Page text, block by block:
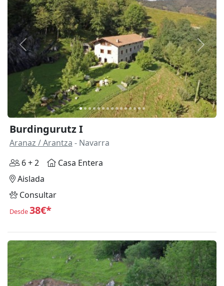
Anterior
Burdingurutz I
Aranaz / Arantza - Navarra
6 + 2
Casa Entera
Aislada
Consultar
Desde38€*